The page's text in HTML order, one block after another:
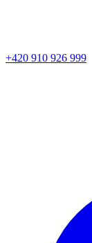
+420 910 926 999